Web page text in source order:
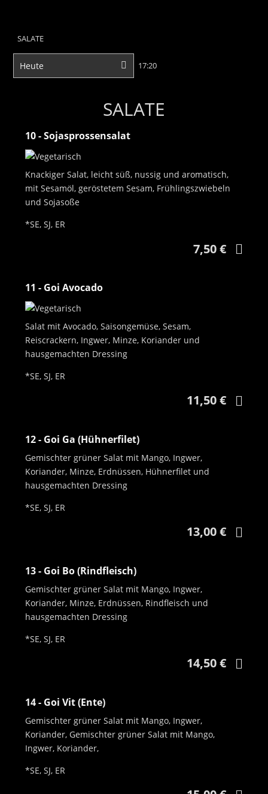
SALATE
10 - Sojasprossensalat
Knackiger Salat, leicht süß, nussig und aromatisch,
mit Sesamöl, geröstetem Sesam, Frühlingszwiebeln
und Sojasoße
*SE, SJ, ER
7,50 €
11 - Goi Avocado
Salat mit Avocado, Saisongemüse, Sesam,
Reiscrackern, Ingwer, Minze, Koriander und
hausgemachten Dressing
*SE, SJ, ER
11,50 €
12 - Goi Ga (Hühnerfilet)
Gemischter grüner Salat mit Mango, Ingwer,
Koriander, Minze, Erdnüssen, Hühnerfilet und
hausgemachten Dressing
*SE, SJ, ER
13,00 €
13 - Goi Bo (Rindfleisch)
Gemischter grüner Salat mit Mango, Ingwer,
Koriander, Minze, Erdnüssen, Rindfleisch und
hausgemachten Dressing
*SE, SJ, ER
14,50 €
14 - Goi Vit (Ente)
Gemischter grüner Salat mit Mango, Ingwer,
Koriander, Gemischter grüner Salat mit Mango,
Ingwer, Koriander,
*SE, SJ, ER
uhdfsj